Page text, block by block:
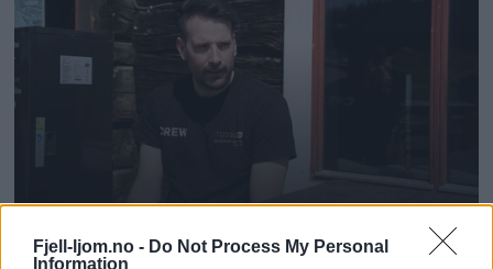
Fjell-ljom.no - Do Not Process My Personal
Information